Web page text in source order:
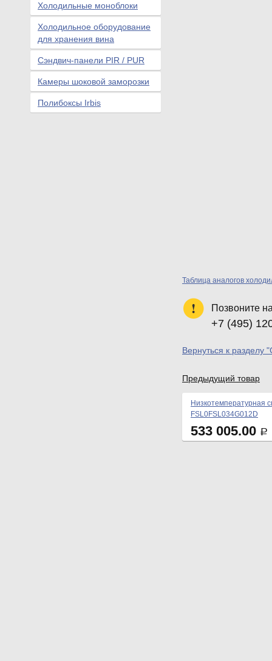
Таблица аналогов
Позвоните
+7 (495)
Вернуться к разделу
Предыдущий товар
Низкотемпературная
FSL0FSL034G012D
533 005.00 Р
Холодильные моноблоки
Холодильное оборудование
для хранения вина
Сэндвич-панели PIR / PUR
Камеры шоковой заморозки
Полибоксы Irbis